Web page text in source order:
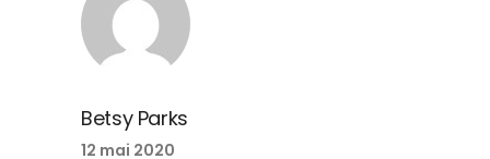
Betsy Parks
12 mai 2020